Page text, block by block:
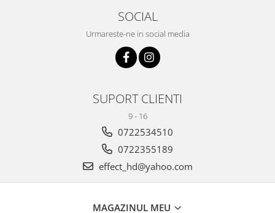
SOCIAL
Urmareste-ne in social media
SUPORT CLIENTI
9 - 16
0722534510
0722355189
effect_hd@yahoo.com
MAGAZINUL MEU